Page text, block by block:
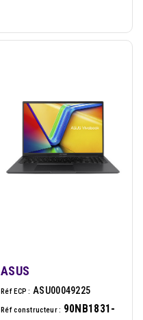
ASUS
Réf ECP : ASU00049225
Réf constructeur : 90NB1831-